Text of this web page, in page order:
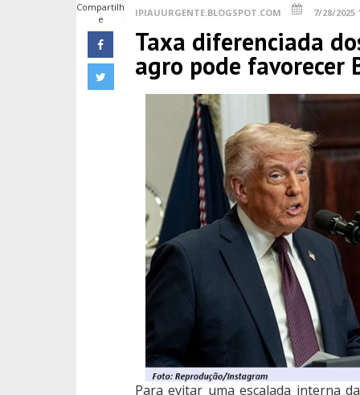
Compartilh
e
IPIAUURGENTE.BLOGSPOT.COM 7/28/2025
Taxa diferenciada
agro pode favorecer
Para evitar uma escalada interna